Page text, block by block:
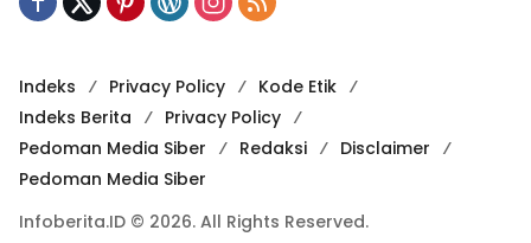
Indeks Privacy Policy
Kode Etik
Indeks Berita
Privacy Policy
Pedoman Media Siber
Redaksi
Disclaimer
Pedoman Media Siber
Infoberita.ID © 2026. All Rights Reserved.